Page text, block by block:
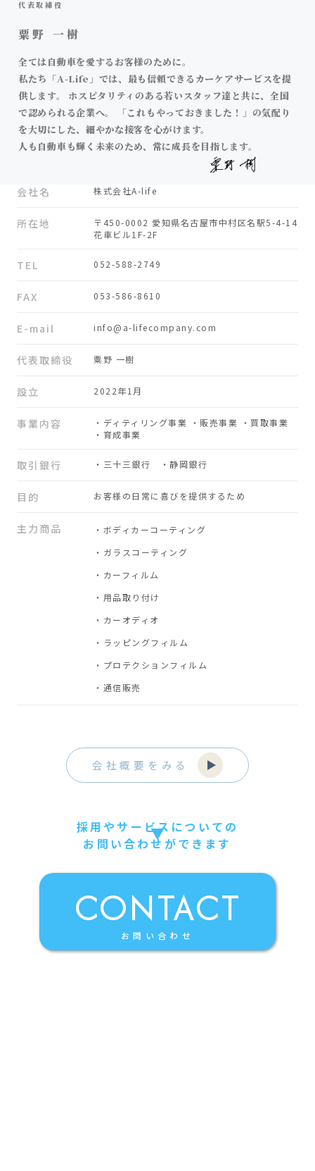
代表取締役
粟野 一樹
全ては自動車を愛するお客様のために。
私たち「A-Life」では、最も信頼できるカーケアサービスを提
供します。
ホスピタリティのある若いスタッフ達と共に、全国
で認められる企業へ。
「これもやっておきました！」の気配り
を大切にした、細やかな接客を心がけます。
人も自動車も輝く未来のため、常に成長を目指します。
会社名 株式会社A-life
所在地
〒450-0002 愛知県名古屋市中村区名駅5-4-14
花車ビル1F-2F
TEL 052-588-2749
FAX 053-586-8610
E-mail info@a-lifecompany.com
代表取締役 粟野 一樹
設立 2022年1月
事業内容
・ディティリング事業 ・販売事業 ・買取事業
・育成事業
取引銀行 ・三十三銀行 ・静岡銀行
目的 お客様の日常に喜びを提供するため
主力商品
・ボディカーコーティング
・ガラスコーティング
・カーフィルム
・用品取り付け
・カーオディオ
・ラッピングフィルム
・プロテクションフィルム
・通信販売
会社概要をみる
採用やサービスについての
お問い合わせができます
CONTACT
お問い合わせ